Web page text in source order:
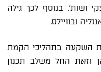
ושות'. בנוסף לכך גילה
ובוויילס.
השקעה בתהליכי הקמת
וזאת החל משלב תכנון